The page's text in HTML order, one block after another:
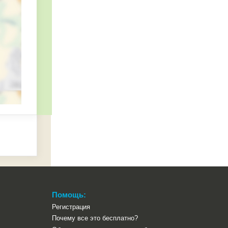
и восстановительного лечения
Помощь:
Регистрация
Почему все это бесплатно?